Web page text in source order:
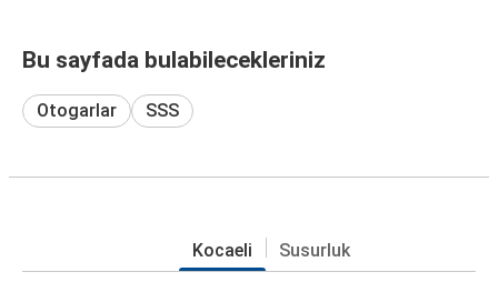
Bu sayfada bulabilecekleriniz
Otogarlar SSS
Kocaeli Susurluk